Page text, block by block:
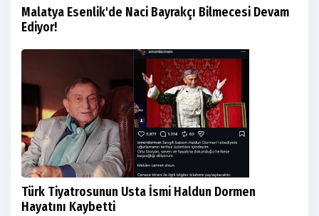
Malatya Esenlik'de Naci Bayrakçı Bilmecesi Devam
Ediyor!
Türk Tiyatrosunun Usta İsmi Haldun Dormen
Hayatını Kaybetti